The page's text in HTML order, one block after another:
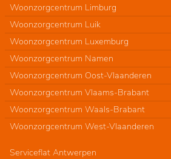
Woonzorgcentrum Limburg
Woonzorgcentrum Luik
Woonzorgcentrum Luxemburg
Woonzorgcentrum Namen
Woonzorgcentrum Oost-Vlaanderen
Woonzorgcentrum Vlaams-Brabant
Woonzorgcentrum Waals-Brabant
Woonzorgcentrum West-Vlaanderen
Serviceflat Antwerpen